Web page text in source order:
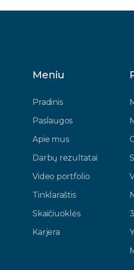
Meniu
Pradinis
Paslaugos
Apie mus
Darbų rezultatai
Video portfolio
Tinklaraštis
Skaičiuoklės
Karjera